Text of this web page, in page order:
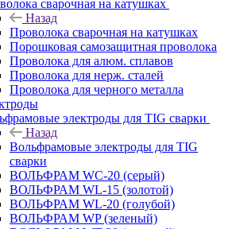
сварочная на катушках
Назад
Проволока сварочная на катушках
Порошковая самозащитная проволока
Проволока для алюм. сплавов
Проволока для нерж. сталей
Проволока для черного металла
электроды для TIG сварки
Назад
Вольфрамовые электроды для TIG
сварки
ВОЛЬФРАМ WC-20 (серый)
ВОЛЬФРАМ WL-15 (золотой)
ВОЛЬФРАМ WL-20 (голубой)
ВОЛЬФРАМ WP (зеленый)